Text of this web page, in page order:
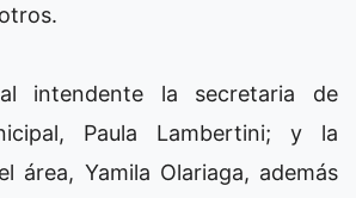
intendente la secretaria de
Paula Lambertini; y la
área, Yamila Olariaga, además